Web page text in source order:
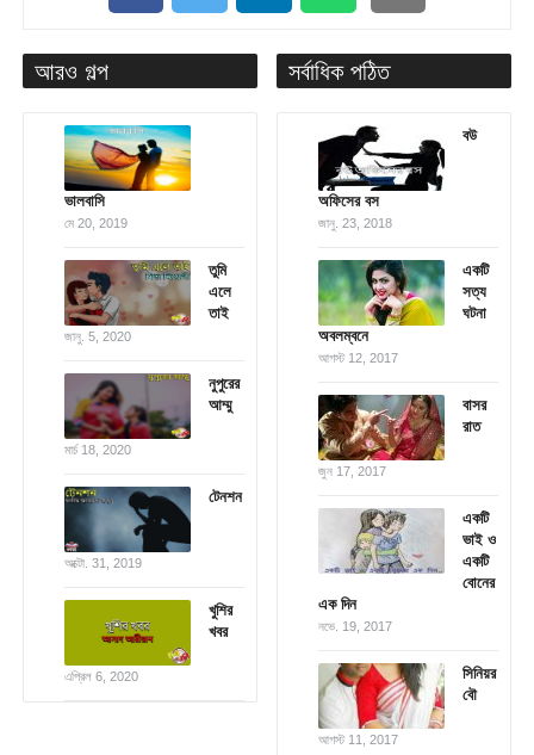
আরও গল্প
ভালবাসি
মে 20, 2019
তুমি
এলে
তাই
জানু. 5, 2020
নুপুরের
আম্মু
মার্চ 18, 2020
টেনশন
অক্টো. 31, 2019
খুশির
খবর
এপ্রিল 6, 2020
সর্বাধিক পঠিত
বউ
অফিসের বস
জানু. 23, 2018
একটি
সত্য
ঘটনা
অবলম্বনে
আগস্ট 12, 2017
বাসর
রাত
জুন 17, 2017
একটি
ভাই ও
একটি
বোনের
এক দিন
নভে. 19, 2017
সিনিয়র
বৌ
আগস্ট 11, 2017